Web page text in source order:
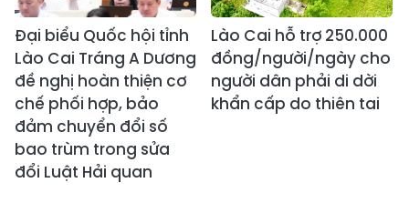
Đại biểu Quốc hội tỉnh
Lào Cai Tráng A Dương
đề nghị hoàn thiện cơ
chế phối hợp, bảo
đảm chuyển đổi số
bao trùm trong sửa
đổi Luật Hải quan
Lào Cai hỗ trợ 250.000
đồng/người/ngày cho
người dân phải di dời
khẩn cấp do thiên tai